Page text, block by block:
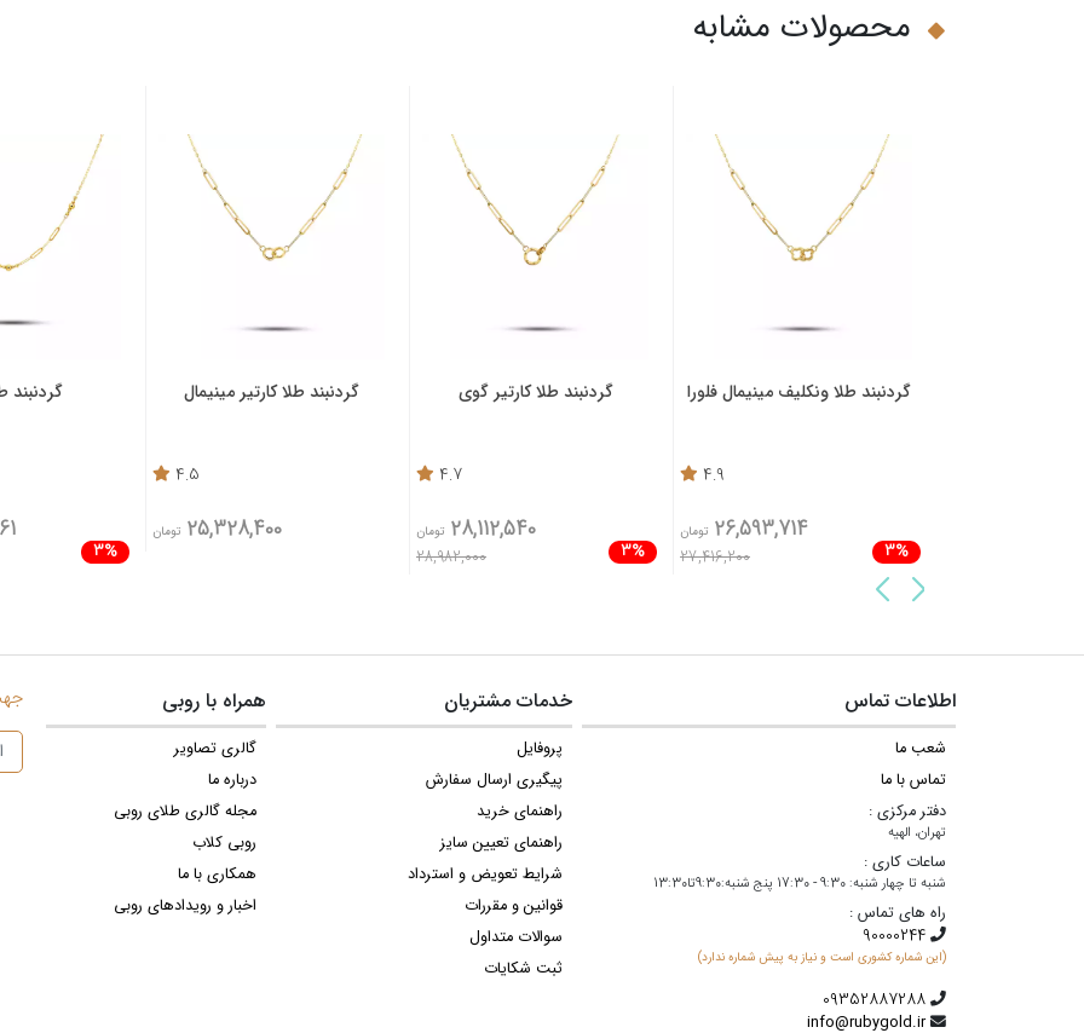
محصولات مشابه
گردنبند طلا ونکلیف مینیمال فلورا
4.9
3%
26,593,714 تومان
27,416,200
گردنبند طلا کارتیر گوی
4.7
3%
28,112,540 تومان
28,982,000
گردنبند طلا کارتیر مینیمال
4.5
25,328,400 تومان
گردنبند
3%
اطلاعات تماس
شعب ما
تماس با ما
دفتر مرکزی :
تهران، الهیه
ساعات کاری :
شنبه تا چهار شنبه: 9:30 - 17:30 پنج شنبه:9:30تا13:30
راه های تماس :
(این شماره کشوری است و نیاز به پیش شماره ندارد)
info@rubygold.ir
خدمات مشتریان
پروفایل
پیگیری ارسال سفارش
راهنمای خرید
راهنمای تعیین سایز
شرایط تعویض و استرداد
قوانین و مقررات
سوالات متداول
ثبت شکایات
همراه با روبی
گالری تصاویر
درباره ما
مجله گالری طلای روبی
روبی کلاب
همکاری با ما
اخبار و رویدادهای روبی